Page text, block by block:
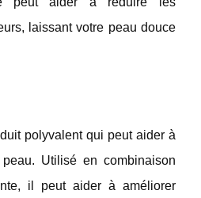
laissant votre peau douce
polyvalent qui peut aider à
Utilisé en combinaison
il peut aider à améliorer